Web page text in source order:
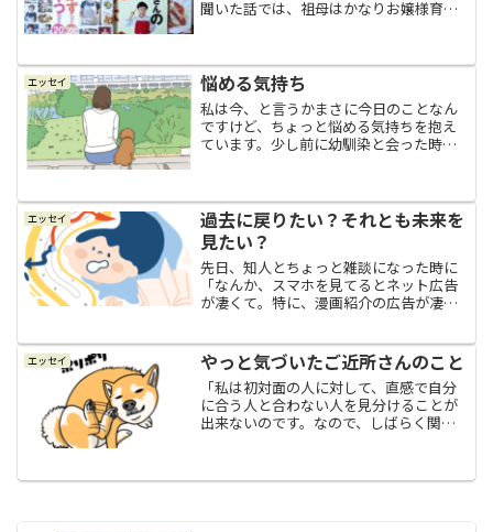
聞いた話では、祖母はかなりお嬢様育ち
る祖母と言えば、慎ましやかで、祖父と
の生活は決して楽ではなか...
エッセイ 悩める気持ち
私は今、と言うかまさに今日のことなん
ですけど、ちょっと悩める気持ちを抱え
ています。少し前に幼馴染と会った時
が、暑さのせいで汗をかき過ぎてしまっ
ていたのか？結石が出来て血尿...
エッセイ
過去に戻りたい？それとも未来を
見たい？
先日、知人とちょっと雑談になった時に
「なんか、スマホを見てるとネット広告
が凄くて。特に、漫画紹介の広告が凄い
さ、最初だけちょっと読めたりするじゃ
ない？だからつい読ん...
エッセイ やっと気づいたご近所さんのこと
「私は初対面の人に対して、直感で自分
に合う人と合わない人を見分けることが
出来ないのです。なので、しばらく関わ
たりしたこともあるし、第一印象が良か